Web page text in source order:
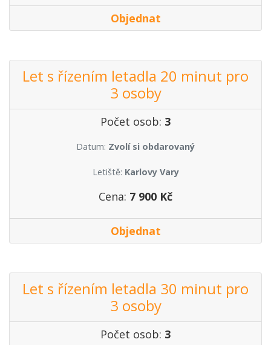
Objednat
Let s řízením letadla 20 minut pro
3 osoby
Počet osob: 3
Datum: Zvolí si obdarovaný
Letiště: Karlovy Vary
Cena: 7 900 Kč
Objednat
Let s řízením letadla 30 minut pro
3 osoby
Počet osob: 3